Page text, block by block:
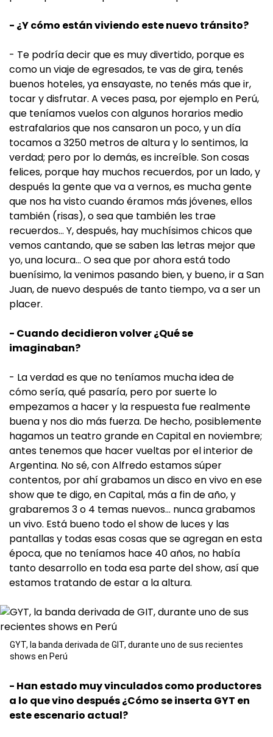
- ¿Y cómo están viviendo este nuevo tránsito?
- Te podría decir que es muy divertido, porque es
como un viaje de egresados, te vas de gira, tenés
buenos hoteles, ya ensayaste, no tenés más que ir,
tocar y disfrutar. A veces pasa, por ejemplo en Perú,
que teníamos vuelos con algunos horarios medio
estrafalarios que nos cansaron un poco, y un día
tocamos a 3250 metros de altura y lo sentimos, la
verdad; pero por lo demás, es increíble. Son cosas
felices, porque hay muchos recuerdos, por un lado, y
después la gente que va a vernos, es mucha gente
que nos ha visto cuando éramos más jóvenes, ellos
también (risas), o sea que también les trae
recuerdos… Y, después, hay muchísimos chicos que
vemos cantando, que se saben las letras mejor que
yo, una locura… O sea que por ahora está todo
buenísimo, la venimos pasando bien, y bueno, ir a San
Juan, de nuevo después de tanto tiempo, va a ser un
placer.
- Cuando decidieron volver ¿Qué se
imaginaban?
- La verdad es que no teníamos mucha idea de
cómo sería, qué pasaría, pero por suerte lo
empezamos a hacer y la respuesta fue realmente
buena y nos dio más fuerza. De hecho, posiblemente
hagamos un teatro grande en Capital en noviembre;
antes tenemos que hacer vueltas por el interior de
Argentina. No sé, con Alfredo estamos súper
contentos, por ahí grabamos un disco en vivo en ese
show que te digo, en Capital, más a fin de año, y
grabaremos 3 o 4 temas nuevos… nunca grabamos
un vivo. Está bueno todo el show de luces y las
pantallas y todas esas cosas que se agregan en esta
época, que no teníamos hace 40 años, no había
tanto desarrollo en toda esa parte del show, así que
estamos tratando de estar a la altura.
GYT, la banda derivada de GIT, durante uno de sus recientes
shows en Perú
- Han estado muy vinculados como productores
a lo que vino después ¿Cómo se inserta GYT en
este escenario actual?